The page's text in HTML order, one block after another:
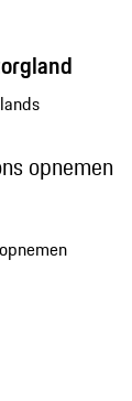
opnemen